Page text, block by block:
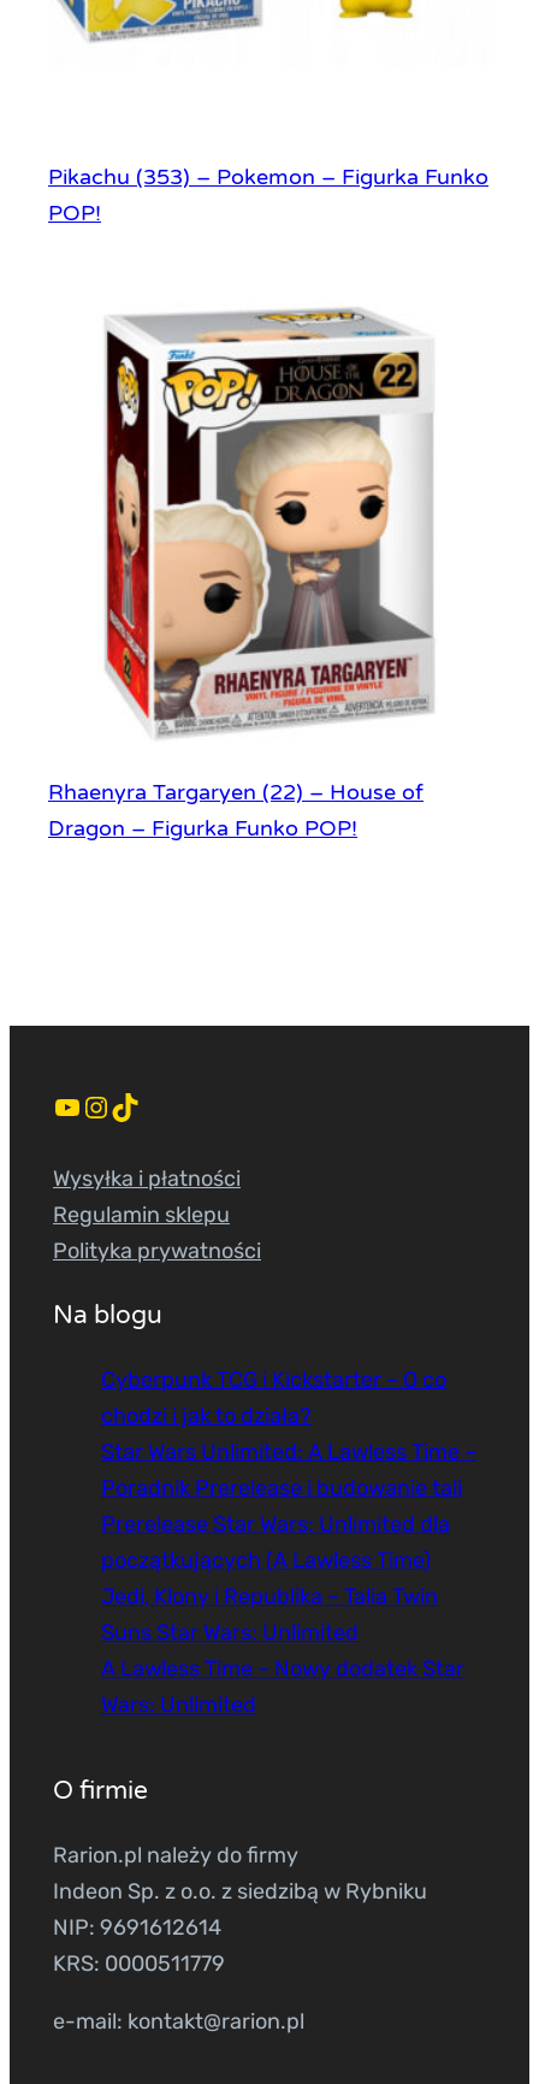
Pikachu (353) – Pokemon – Figurka Funko
POP!
Rhaenyra Targaryen (22) – House of
Dragon – Figurka Funko POP!
YouTube InstagramTikTok
Wysyłka i płatności
Regulamin sklepu
Polityka prywatności
Na blogu
Cyberpunk TCG i Kickstarter – O co
chodzi i jak to działa?
Star Wars Unlimited: A Lawless Time –
Poradnik Prerelease i budowanie tali
Prerelease Star Wars: Unlimited dla
początkujących (A Lawless Time)
Jedi, Klony i Republika – Talia Twin
Suns Star Wars: Unlimited
A Lawless Time – Nowy dodatek Star
Wars: Unlimited
O firmie
Rarion.pl należy do firmy
Indeon Sp. z o.o. z siedzibą w Rybniku
NIP: 9691612614
KRS: 0000511779
e-mail: kontakt@rarion.pl